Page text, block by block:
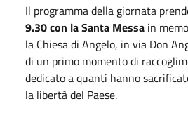
Il programma della giornata
9.30 con la Santa Messa in
la Chiesa di Angelo, in via Don
di un primo momento di
dedicato a quanti hanno
la libertà del Paese.